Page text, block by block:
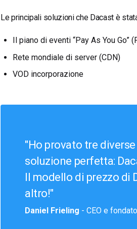
Le principali soluzioni che Dacast è
Il piano di eventi “Pay As You Go” (
Rete mondiale di server (CDN)
VOD incorporazione
Ho provato tre
soluzione perfetta:
Il modello di prezzo di
altro!
Daniel Frieling - CEO e